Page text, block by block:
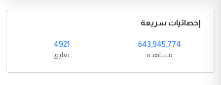
إحصائيات سريعة
643,945,774
مشاهدة
4921
تعليق